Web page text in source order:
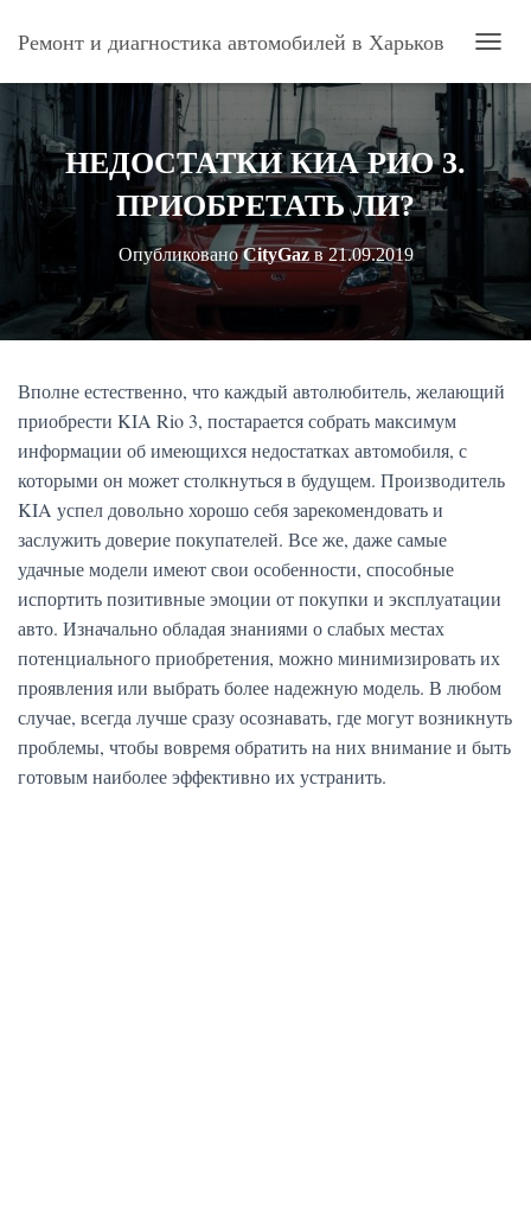
Ремонт и диагностика автомобилей в Харьков
Е
Р
Л
Ю
Ч
Ь
Н
А
Г
Ю
НЕДОСТАТКИ КИА РИО 3.
ПРИОБРЕТАТЬ ЛИ?
ОпубликованоCityGazв21.09.2019
Вполне естественно, что каждый автолюбитель, желающий
приобрести KIA Rio 3, постарается собрать максимум
информации об имеющихся недостатках автомобиля, с
которыми он может столкнуться в будущем. Производитель
KIA успел довольно хорошо себя зарекомендовать и
заслужить доверие покупателей. Все же, даже самые
удачные модели имеют свои особенности, способные
испортить позитивные эмоции от покупки и эксплуатации
авто. Изначально обладая знаниями о слабых местах
потенциального приобретения, можно минимизировать их
проявления или выбрать более надежную модель. В любом
случае, всегда лучше сразу осознавать, где могут возникнуть
проблемы, чтобы вовремя обратить на них внимание и быть
готовым наиболее эффективно их устранить.